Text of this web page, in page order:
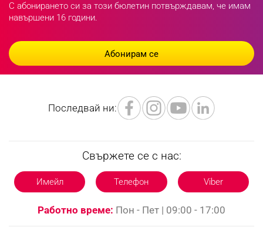
С абонирането си за този бюлетин потвърждавам, че имам
навършени 16 години.
Последвай ни:
Свържете се с нас:
Имейл Телефон Viber
Работно време: Пон - Пет | 09:00 - 17:00